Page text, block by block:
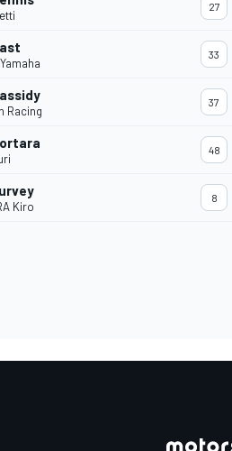
27
33
Racing
37
48
Kiro
8